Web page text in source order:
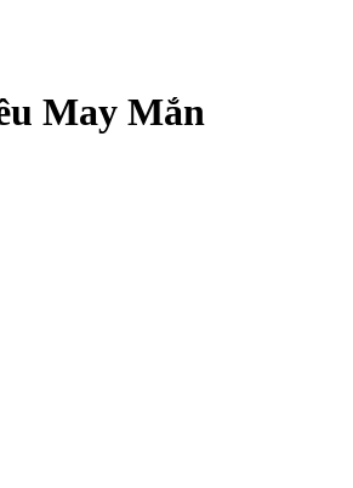
May Mắn